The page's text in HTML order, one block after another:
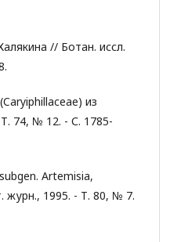
// Ботан. иссл.
из
74, № 12. - С. 1785-
Artemisia,
журн., 1995. - Т. 80, № 7.